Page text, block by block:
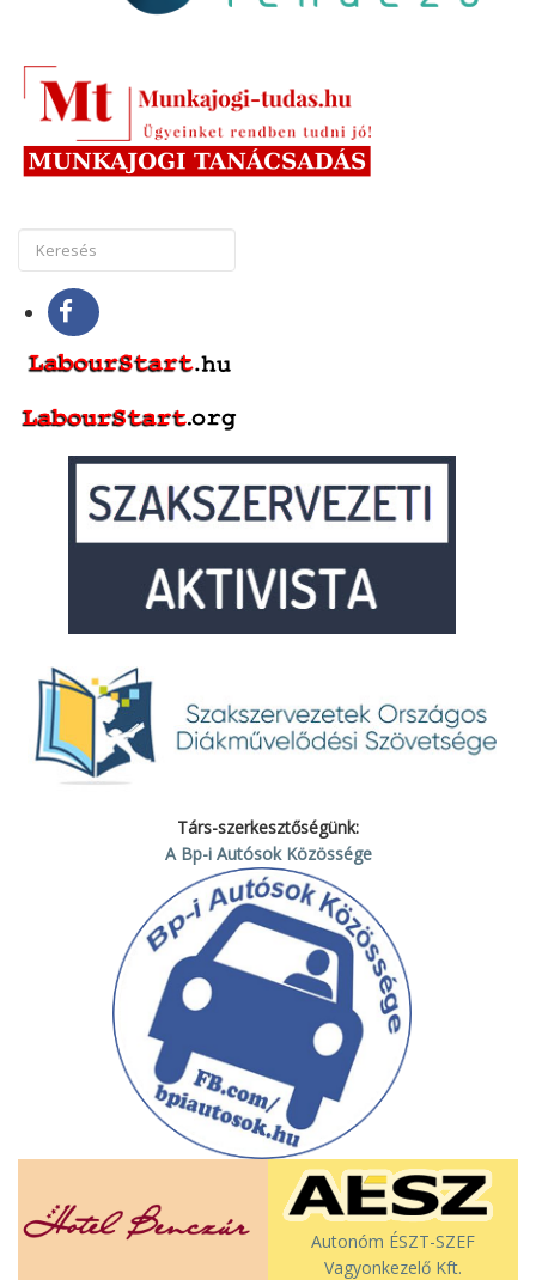
Társ-szerkesztőségünk:
A Bp-i Autósok Közössége
Autonóm ÉSZT-SZEF
Vagyonkezelő Kft.